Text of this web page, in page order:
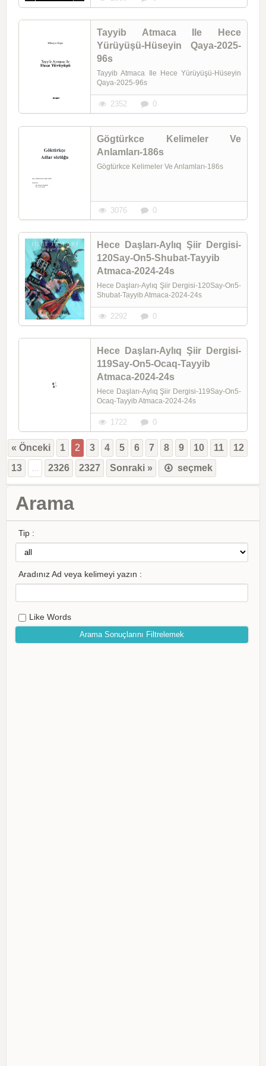
Tayyib Atmaca Ile Hece
Yürüyüşü-Hüseyin Qaya-2025-
96s
Tayyib Atmaca Ile Hece Yürüyüşü-Hüseyin
Qaya-2025-96s
2352 0
Gögtürkce Kelimeler Ve
Anlamları-186s
Gögtürkce Kelimeler Ve Anlamları-186s
3076 0
Hece Daşları-Aylıq Şiir Dergisi-
120Say-On5-Shubat-Tayyib
Atmaca-2024-24s
Hece Daşları-Aylıq Şiir Dergisi-120Say-On5-
Shubat-Tayyib Atmaca-2024-24s
2292 0
Hece Daşları-Aylıq Şiir Dergisi-
119Say-On5-Ocaq-Tayyib
Atmaca-2024-24s
Hece Daşları-Aylıq Şiir Dergisi-119Say-On5-
Ocaq-Tayyib Atmaca-2024-24s
1722 0
« Önceki 1 2 3 4 5 6 7 8 9 10 11
12
13
... 2326 2327 Sonraki » seçmek
Arama
Tip :
Aradınız Ad veya kelimeyi yazın :
Like Words